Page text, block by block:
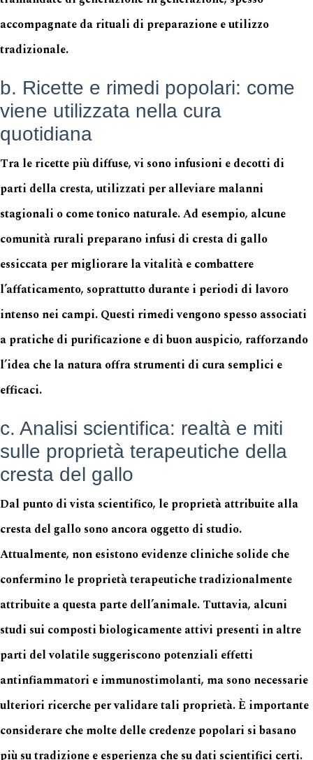
accompagnate da rituali di preparazione e utilizzo
tradizionale.
b. Ricette e rimedi popolari: come
viene utilizzata nella cura
quotidiana
Tra le ricette più diffuse, vi sono infusioni e decotti di
parti della cresta, utilizzati per alleviare malanni
stagionali o come tonico naturale. Ad esempio, alcune
comunità rurali preparano infusi di cresta di gallo
essiccata per migliorare la vitalità e combattere
l’affaticamento, soprattutto durante i periodi di lavoro
intenso nei campi. Questi rimedi vengono spesso associati
a pratiche di purificazione e di buon auspicio, rafforzando
l’idea che la natura offra strumenti di cura semplici e
efficaci.
c. Analisi scientifica: realtà e miti
sulle proprietà terapeutiche della
cresta del gallo
Dal punto di vista scientifico, le proprietà attribuite alla
cresta del gallo sono ancora oggetto di studio.
Attualmente, non esistono evidenze cliniche solide che
confermino le proprietà terapeutiche tradizionalmente
attribuite a questa parte dell’animale. Tuttavia, alcuni
studi sui composti biologicamente attivi presenti in altre
parti del volatile suggeriscono potenziali effetti
antinfiammatori e immunostimolanti, ma sono necessarie
ulteriori ricerche per validare tali proprietà. È importante
considerare che molte delle credenze popolari si basano
più su tradizione e esperienza che su dati scientifici certi.